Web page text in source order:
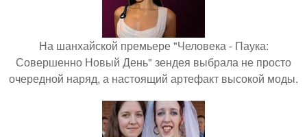
На шанхайской премьере "Человека - Паука:
Совершенно Новый День" зендея выбрала не просто
очередной наряд, а настоящий артефакт высокой моды.